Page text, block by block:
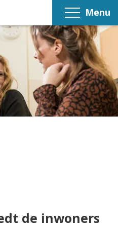
Menu
de inwoners